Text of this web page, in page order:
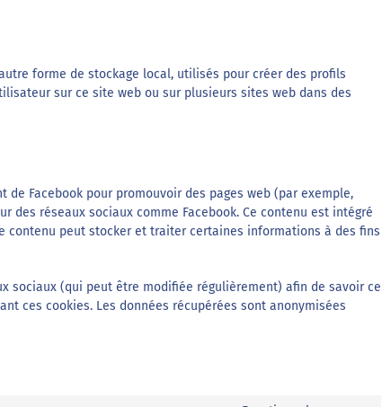
forme de stockage local, utilisés pour créer des profils
sur ce site web ou sur plusieurs sites web dans des
Facebook pour promouvoir des pages web (par exemple,
des réseaux sociaux comme Facebook. Ce contenu est intégré
contenu peut stocker et traiter certaines informations à des fins
sociaux (qui peut être modifiée régulièrement) afin de savoir ce
ces cookies. Les données récupérées sont anonymisées